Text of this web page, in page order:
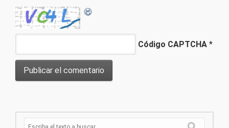
Código CAPTCHA *